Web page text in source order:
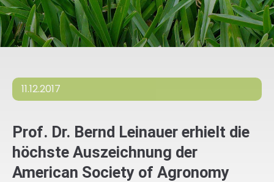
11.12.2017
Prof. Dr. Bernd Leinauer erhielt die
höchste Auszeichnung der
American Society of Agronomy